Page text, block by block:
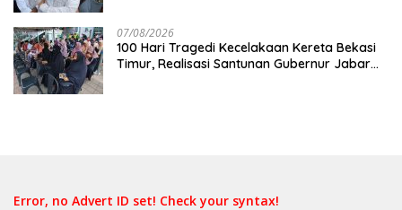
07/08/2026
100 Hari Tragedi Kecelakaan Kereta Bekasi
Timur, Realisasi Santunan Gubernur Jabar
Error, no Advert ID set! Check your syntax!